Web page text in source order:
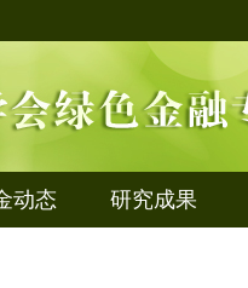
动态 研究成果